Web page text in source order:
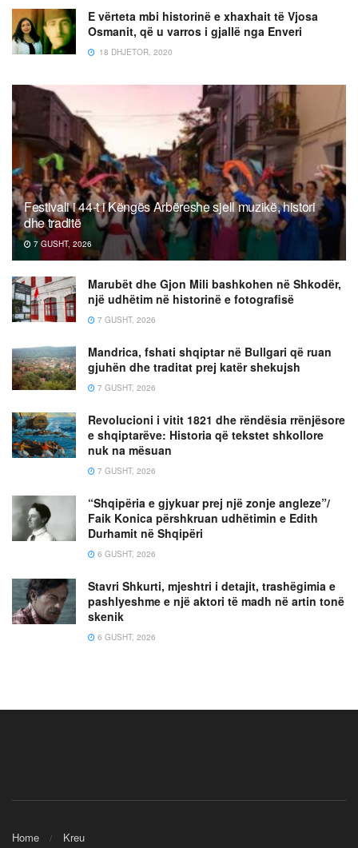
E vërteta mbi historinë e xhaxhait të Vjosa
Osmanit, që u varros i gjallë nga Enveri
18 DHJETOR, 2020
Festivali i 44-t i Këngës Arbëreshe sjell muzikë, histori
dhe traditë
7 GUSHT, 2026
Marubët dhe Gjon Mili bashkohen në Shkodër,
një udhëtim në historinë e fotografisë
7 GUSHT, 2026
Mandrica, fshati shqiptar në Bullgari që ruan
gjuhën dhe traditat prej katër shekujsh
7 GUSHT, 2026
Revolucioni i vitit 1821 dhe rëndësia rrënjësore
e shqiptarëve: Historia që tekstet shkollore
nuk na mësuan
7 GUSHT, 2026
“Shqipëria e gjykuar prej një zonje angleze”/
Faik Konica përshkruan udhëtimin e Edith
Durhamit në Shqipëri
6 GUSHT, 2026
Stavri Shkurti, mjeshtri i detajit, trashëgimia e
pashlyeshme e një aktori të madh në artin tonë
skenik
6 GUSHT, 2026
Home Kreu